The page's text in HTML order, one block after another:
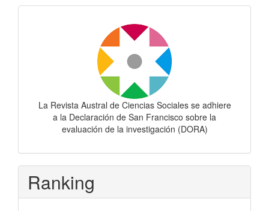
La Revista Austral de Ciencias Sociales se adhiere
a la Declaración de San Francisco sobre la
evaluación de la investigación (DORA)
Ranking